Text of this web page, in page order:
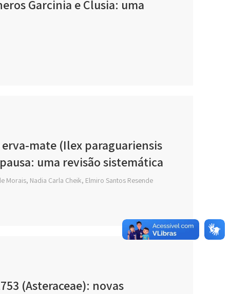
Garcinia e Clusia: uma
mate (Ilex paraguariensis
uma revisão sistemática
Morais, Nadia Carla Cheik, Elmiro Santos Resende
(Asteraceae): novas